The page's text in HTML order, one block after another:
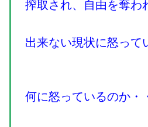
搾取され、自由を奪わ
出来ない現状に怒って
何に怒っているのか・